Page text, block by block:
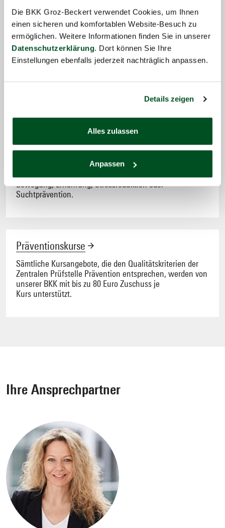
Die BKK Groz-Beckert verwendet Cookies, um Ihnen
einen sicheren und komfortablen Website-Besuch zu
ermöglichen. Weitere Informationen finden Sie in unserer
Datenschutzerklärung. Dort können Sie Ihre
Einstellungen ebenfalls jederzeit nachträglich anpassen.
Details zeigen
Alles zulassen
Anpassen
Gesundheitsprogramm „bewusst gesund“
Mit unserem Gesundheitsprogramm „bewusst gesund“
runden wir unser umfangreiches Leistungsangebot ab
gehen. Profitieren Sie von sieben wertvollen Bausteinen
für noch mehr Gesundheit und Lebensqualität.
Online-Kursdatenbank
Finden Sie in unserer Datenbank bequem und einfach
Bewegung, Ernährung, Stressreduktion oder
Suchtprävention.
Präventionskurse
Sämtliche Kursangebote, die den Qualitätskriterien der
Zentralen Prüfstelle Prävention entsprechen, werden von
unserer BKK mit bis zu 80 Euro Zuschuss je
Kurs unterstützt.
Ihre Ansprechpartner